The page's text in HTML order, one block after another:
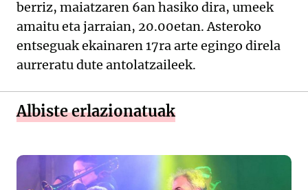
berriz, maiatzaren 6an hasiko dira, umeek
amaitu eta jarraian, 20.00etan. Asteroko
entseguak ekainaren 17ra arte egingo direla
aurreratu dute antolatzaileek.
Albiste erlazionatuak